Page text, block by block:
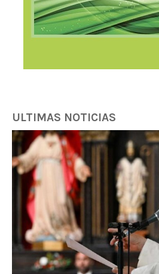
ULTIMAS NOTICIAS